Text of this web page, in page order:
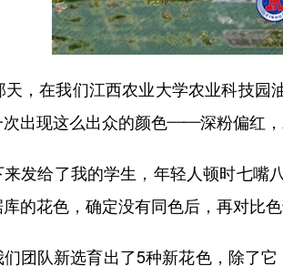
在我们江西农业大学农业科技园油
出现这么出众的颜色——深粉偏红，
给了我的学生，年轻人顿时七嘴八
的花色，确定没有同色后，再对比色
队新选育出了5种新花色，除了它